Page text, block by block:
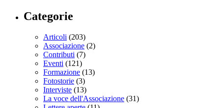
Categorie
Articoli (203)
Associazione (2)
Contributi (7)
Eventi (121)
Formazione (13)
Fotostorie (3)
Interviste (13)
La voce dell'Associazione (31)